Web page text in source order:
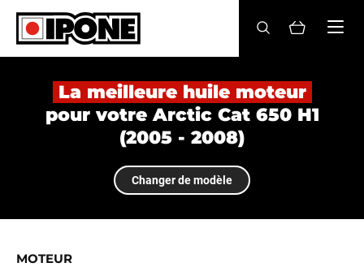
Ipone
HUILES MOTEUR
ENTRETIEN
MAINTENANCE
La meilleure huile moteur
pour votre Arctic Cat 650 H1
(2005 - 2008)
Changer de modèle
MOTEUR